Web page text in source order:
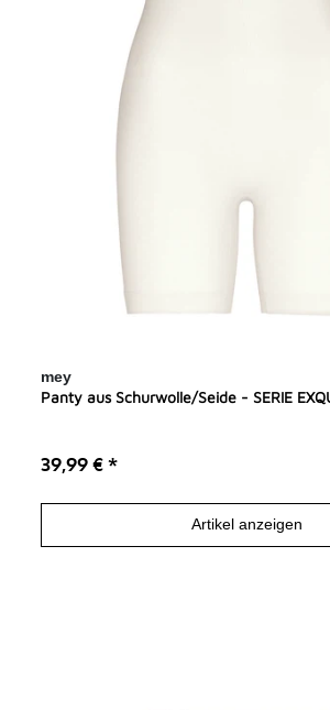
mey
Panty aus Schurwolle/Seide - SERIE
39,99 € *
Artikel anzeigen